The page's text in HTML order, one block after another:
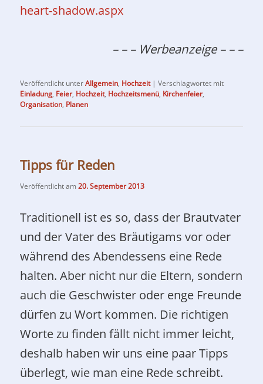
heart-shadow.aspx
– – – Werbeanzeige – – –
Veröffentlicht unterAllgemein, Hochzeit |Verschlagwortet mit
Einladung, Feier, Hochzeit, Hochzeitsmenü, Kirchenfeier,
Organisation, Planen
Tipps für Reden
Veröffentlicht am20. September 2013
Traditionell ist es so, dass der Brautvater
und der Vater des Bräutigams vor oder
während des Abendessens eine Rede
halten. Aber nicht nur die Eltern, sondern
auch die Geschwister oder enge Freunde
dürfen zu Wort kommen. Die richtigen
Worte zu finden fällt nicht immer leicht,
deshalb haben wir uns eine paar Tipps
überlegt, wie man eine Rede schreibt.